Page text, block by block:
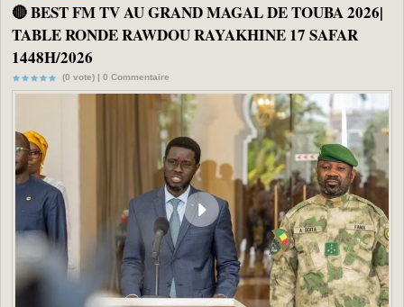
🔴 BEST FM TV AU GRAND MAGAL DE TOUBA 2026|
TABLE RONDE RAWDOU RAYAKHINE 17 SAFAR
1448H/2026
(0 vote) | 0 Commentaire